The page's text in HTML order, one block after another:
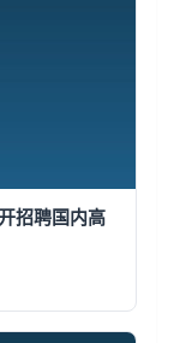
招聘国内高